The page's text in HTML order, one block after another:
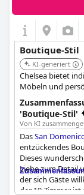
Boutique-Stil
KI-generiert
Chelsea bietet
Möbeln und
die Liebe zum
Erlebnis.
'Boutique-Stil'
Von KI
DasSan
entzückendes
Dieses
Liebe zum Detail
der sich Gäste
der 19 Zimmer